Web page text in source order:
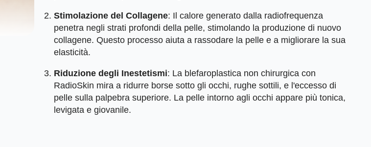
Stimolazione del Collagene: Il calore generato dalla radiofrequenza
penetra negli strati profondi della pelle, stimolando la produzione di nuovo
collagene. Questo processo aiuta a rassodare la pelle e a migliorare la sua
elasticità.
Riduzione degli Inestetismi: La blefaroplastica non chirurgica con
RadioSkin mira a ridurre borse sotto gli occhi, rughe sottili, e l'eccesso di
pelle sulla palpebra superiore. La pelle intorno agli occhi appare più tonica,
levigata e giovanile.